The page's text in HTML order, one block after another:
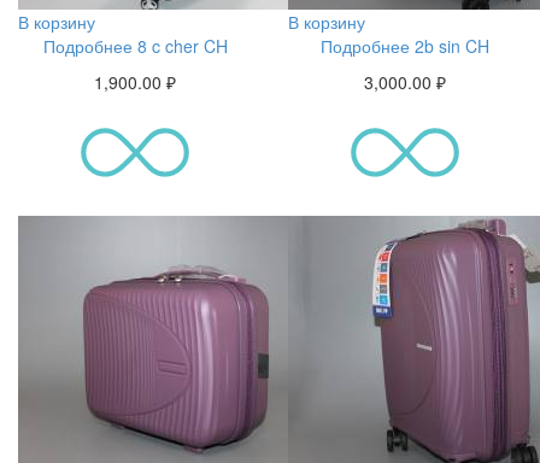
В корзину
Подробнее 8 c cher CH
1,900.00 ₽
В корзину
Подробнее 2b sin CH
3,000.00 ₽